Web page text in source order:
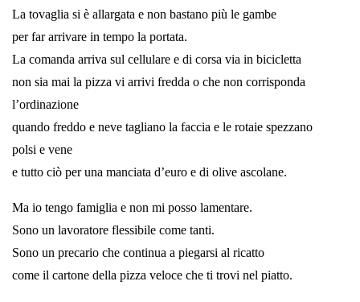
La tovaglia si è allargata e non bastano più le gambe
per far arrivare in tempo la portata.
La comanda arriva sul cellulare e di corsa via in bicicletta
non sia mai la pizza vi arrivi fredda o che non corrisponda
l’ordinazione
quando freddo e neve tagliano la faccia e le rotaie spezzano
polsi e vene
e tutto ciò per una manciata d’euro e di olive ascolane.
Ma io tengo famiglia e non mi posso lamentare.
Sono un lavoratore flessibile come tanti.
Sono un precario che continua a piegarsi al ricatto
come il cartone della pizza veloce che ti trovi nel piatto.